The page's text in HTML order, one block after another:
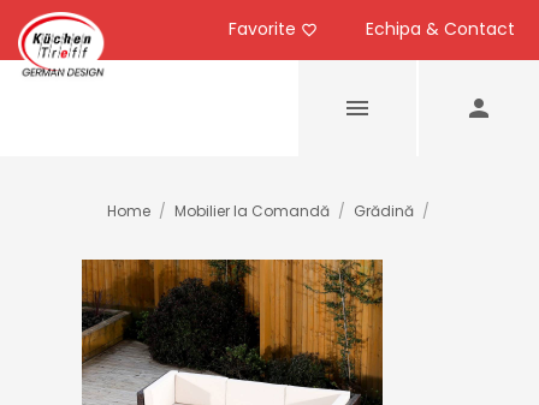
Echipa & Contact
Favorite
Home / Mobilier la Comandă / Grădină /